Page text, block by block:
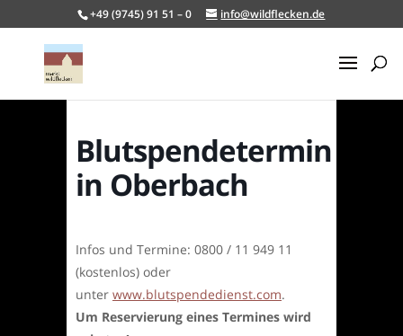
+49 (9745) 91 51 – 0 info@wildflecken.de
Blutspendetermin
in Oberbach
Infos und Termine: 0800 / 11 949 11
(kostenlos) oder
unter www.blutspendedienst.com.
Um Reservierung eines Termines wird